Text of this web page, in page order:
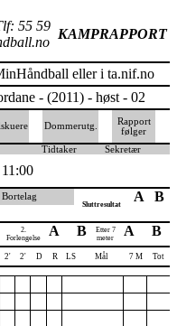
55 59
KAMPRAPPORT
eller i ta.nif.no
- (2011) - høst - 02
Dommerutg.
Rapport
følger
Tidtaker Sekretær
Bortelag
Sluttresultat
A B
2.
Forlengelse
A B
Etter 7
meter
A B
2' 2' D R LS Mål 7 M Tot